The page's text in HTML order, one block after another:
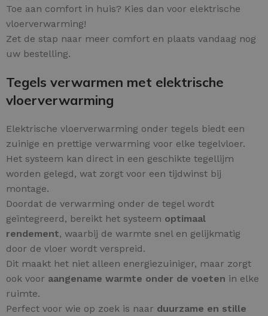
Toe aan comfort in huis? Kies dan voor elektrische
vloerverwarming!
Zet de stap naar meer comfort en plaats vandaag nog
uw bestelling.
Tegels verwarmen met elektrische
vloerverwarming
Elektrische vloerverwarming onder tegels biedt een
zuinige en prettige verwarming voor elke tegelvloer.
Het systeem kan direct in een geschikte tegellijm
worden gelegd, wat zorgt voor een tijdwinst bij
montage.
Doordat de verwarming onder de tegel wordt
geïntegreerd, bereikt het systeem optimaal
rendement, waarbij de warmte snel en gelijkmatig
door de vloer wordt verspreid.
Dit maakt het niet alleen energiezuiniger, maar zorgt
ook voor aangename warmte onder de voeten in elke
ruimte.
Perfect voor wie op zoek is naar duurzame en stille